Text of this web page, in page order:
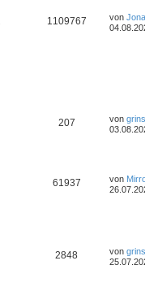
1109767 von
207 von
61937 von
2848 von